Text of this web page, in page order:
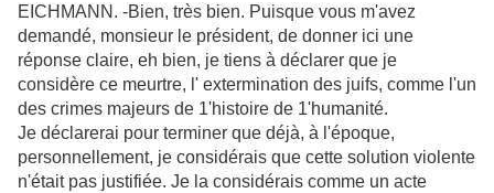
EICHMANN. -Bien, très bien. Puisque vous m'avez
demandé, monsieur le président, de donner ici une
réponse claire, eh bien, je tiens à déclarer que je
considère ce meurtre, l' extermination des juifs, comme l'un
des crimes majeurs de 1'histoire de 1'humanité.
Je déclarerai pour terminer que déjà, à l'époque,
personnellement, je considérais que cette solution violente
n'était pas justifiée. Je la considérais comme un acte